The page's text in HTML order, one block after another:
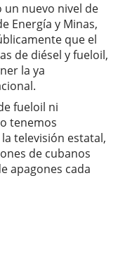
un nuevo nivel de
Energía y Minas,
que el
de diésel y fueloil,
la ya
fueloil ni
tenemos
televisión estatal,
de cubanos
apagones cada